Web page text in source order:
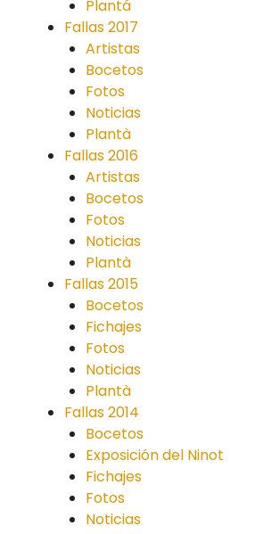
Plantá
Fallas 2017
Artistas
Bocetos
Fotos
Noticias
Plantà
Fallas 2016
Artistas
Bocetos
Fotos
Noticias
Plantà
Fallas 2015
Bocetos
Fichajes
Fotos
Noticias
Plantà
Fallas 2014
Bocetos
Exposición del Ninot
Fichajes
Fotos
Noticias